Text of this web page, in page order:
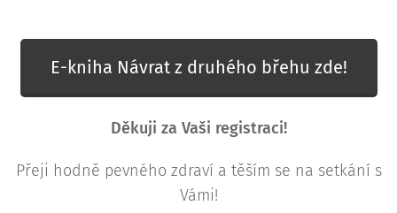
E-kniha Návrat z druhého břehu zde!
Děkuji za Vaši registraci!
Přeji hodně pevného zdraví a těším se na setkání s
Vámi!